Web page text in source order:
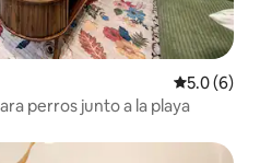
5.0 (6)
perros junto a la playa